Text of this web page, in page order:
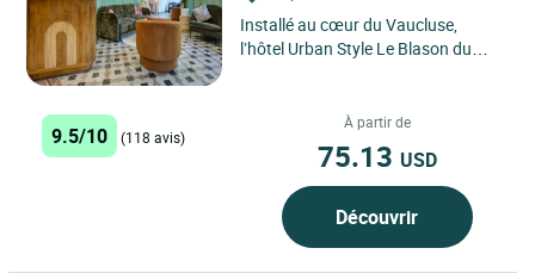
Installé au cœur du Vaucluse,
l’hôtel Urban Style Le Blason du
9.5/10 (118 avis)
À partir de
75.13 USD
Découvrir